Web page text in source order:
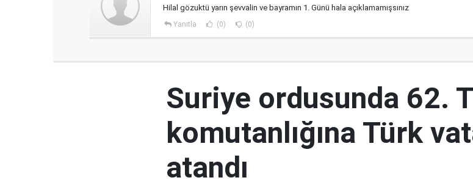
Hilal gözuktü yarın şevvalin ve bayramın 1. Günü hala açıklamamışsınız
Yanıtla (0) (0)
Suriye ordusunda 62.
komutanlığına Türk
atandı